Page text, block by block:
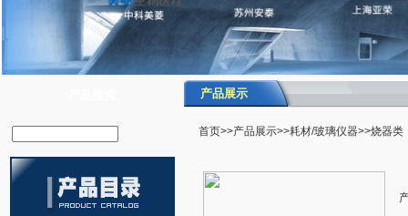
产品展示
首页>>产品展示>>耗材/玻璃仪器>>烧器类